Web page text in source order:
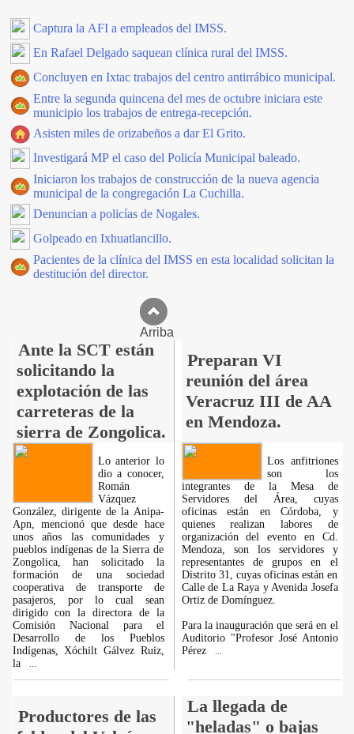
Captura la AFI a empleados del IMSS.
En Rafael Delgado saquean clínica rural del IMSS.
Concluyen en Ixtac trabajos del centro antirrábico municipal.
Entre la segunda quincena del mes de octubre iniciara este
municipio los trabajos de entrega-recepción.
Asisten miles de orizabeños a dar El Grito.
Investigará MP el caso del Policía Municipal baleado.
Iniciaron los trabajos de construcción de la nueva agencia
municipal de la congregación La Cuchilla.
Denuncian a policías de Nogales.
Golpeado en Ixhuatlancillo.
Pacientes de la clínica del IMSS en esta localidad solicitan la
destitución del director.
Arriba
Ante la SCT están
solicitando la
explotación de las
carreteras de la
sierra de Zongolica.
Preparan VI
reunión del área
Veracruz III de AA
en Mendoza.
Lo anterior lo
dio a conocer,
Román
Vázquez
González, dirigente de la Anipa-
Apn, mencionó que desde hace
unos años las comunidades y
pueblos indígenas de la Sierra de
Zongolica, han solicitado la
formación de una sociedad
cooperativa de transporte de
pasajeros, por lo cual sean
dirigido con la directora de la
Comisión Nacional para el
Desarrollo de los Pueblos
Indígenas, Xóchilt Gálvez Ruiz,
la
Los anfitriones
son los
integrantes de la Mesa de
Servidores del Área, cuyas
oficinas están en Córdoba, y
quienes realizan labores de
organización del evento en Cd.
Mendoza, son los servidores y
representantes de grupos en el
Distrito 31, cuyas oficinas están en
Calle de La Raya y Avenida Josefa
Ortiz de Domínguez.
Para la inauguración que será en el
Auditorio "Profesor José Antonio
Pérez
Productores de las
La llegada de
"heladas" o bajas